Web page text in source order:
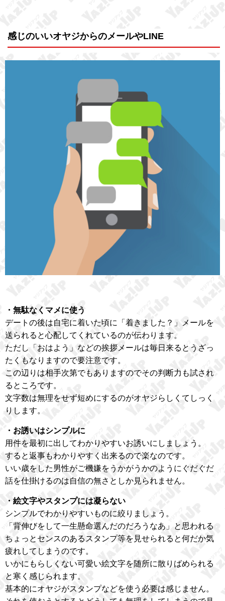
感じのいいオヤジからのメールやLINE
・無駄なくマメに使う
デートの後は自宅に着いた頃に「着きました？」メールを
送られると心配してくれているのが伝わります。
ただし「おはよう」などの挨拶メールは毎日来るとうざっ
たくもなりますので要注意です。
この辺りは相手次第でもありますのでその判断力も試され
るところです。
文字数は無理をせず短めにするのがオヤジらしくてしっく
りします。
・お誘いはシンプルに
用件を最初に出してわかりやすいお誘いにしましょう。
すると返事もわかりやすく出来るので楽なのです。
いい歳をした男性がご機嫌をうかがうかのようにぐだぐだ
話を仕掛けるのは自信の無さとしか見られません。
・絵文字やスタンプには凝らない
シンプルでわかりやすいものに絞りましょう。
「背伸びをして一生懸命選んだのだろうなあ」と思われる
ちょっとセンスのあるスタンプ等を見せられると何だか気
疲れしてしまうのです。
いかにもらしくない可愛い絵文字を随所に散りばめられる
と寒く感じられます。
基本的にオヤジがスタンプなどを使う必要は感じません。